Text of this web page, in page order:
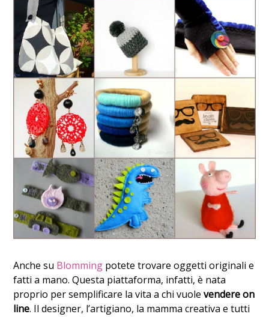
Anche su Blomming potete trovare oggetti originali e
fatti a mano. Questa piattaforma, infatti, è nata
proprio per semplificare la vita a chi vuole vendere on
line. Il designer, l’artigiano, la mamma creativa e tutti